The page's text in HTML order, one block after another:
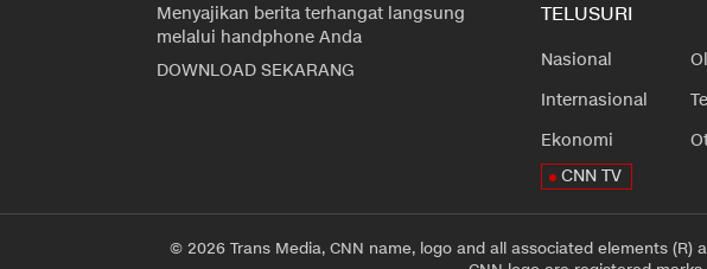
Menyajikan berita terhangat langsung
melalui handphone Anda
DOWNLOAD SEKARANG
TELUSURI
Nasional
Internasional
Ekonomi
CNN TV
© 2026 Trans Media, CNN name, logo and all associated elements